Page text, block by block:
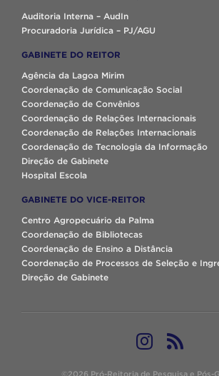
Auditoria Interna – AudIn
Procuradoria Jurídica – PJ/AGU
GABINETE DO REITOR
Agência da Lagoa Mirim
Coordenação de Comunicação Social
Coordenação de Convênios
Coordenação de Relações Internacionais
Coordenação de Relações Internacionais
Coordenação de Tecnologia da Informação
Direção de Gabinete
Hospital Escola
GABINETE DO VICE-REITOR
Centro Agropecuário da Palma
Coordenação de Bibliotecas
Coordenação de Ensino a Distância
Coordenação de Processos de Seleção e
Direção de Gabinete
©2026 Pró-Reitoria de Pesquisa e Pós-